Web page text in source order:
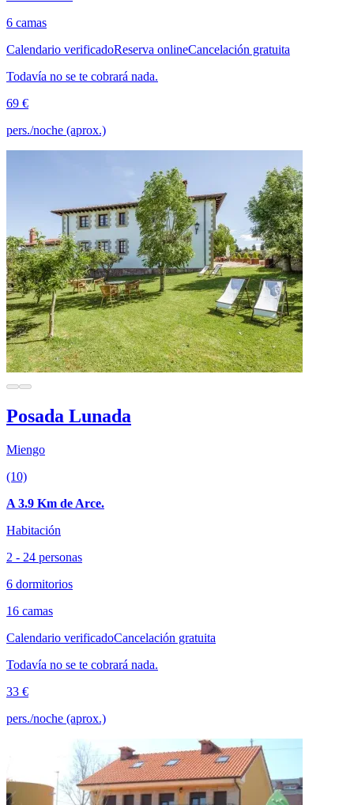
6 camas
Calendario verificadoReserva onlineCancelación gratuita
Todavía no se te cobrará nada.
69 €
pers./noche (aprox.)
Posada Lunada
Miengo
(10)
A 3.9 Km de Arce.
Habitación
2 - 24 personas
6 dormitorios
16 camas
Calendario verificadoCancelación gratuita
Todavía no se te cobrará nada.
33 €
pers./noche (aprox.)